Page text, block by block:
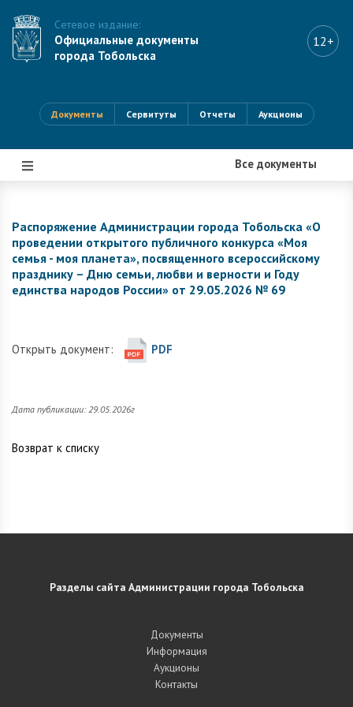
Сетевое издание:
Официальные документы
города Тобольска
12+
Документы Сервитуты Отчеты Аукционы
Все документы
|||
Распоряжение Администрации города Тобольска «О
проведении открытого публичного конкурса «Моя
семья - моя планета», посвященного всероссийскому
празднику – Дню семьи, любви и верности и Году
единства народов России» от 29.05.2026 № 69
Открыть документ: PDF
Дата публикации: 29.05.2026г
Возврат к списку
Разделы сайта Администрации города Тобольска
Документы
Информация
Аукционы
Контакты